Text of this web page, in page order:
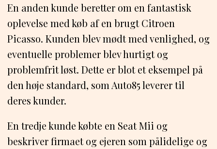
En anden kunde beretter om en fantastisk
oplevelse med køb af en brugt Citroen
Picasso. Kunden blev mødt med venlighed, og
eventuelle problemer blev hurtigt og
problemfrit løst. Dette er blot et eksempel på
den høje standard, som Auto85 leverer til
deres kunder.
En tredje kunde købte en Seat Mii og
beskriver firmaet og ejeren som pålidelige og